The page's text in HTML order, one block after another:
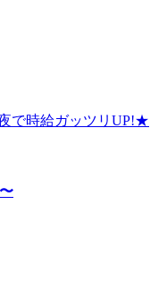
で時給ガッツリUP!★